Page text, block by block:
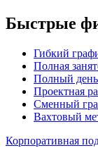
Быстрые
Гибкий
Полная
Полный день
Проектная
Сменный
Вахтовый
Корпоративная